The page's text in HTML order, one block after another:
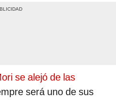
se alejó de las
será uno de sus